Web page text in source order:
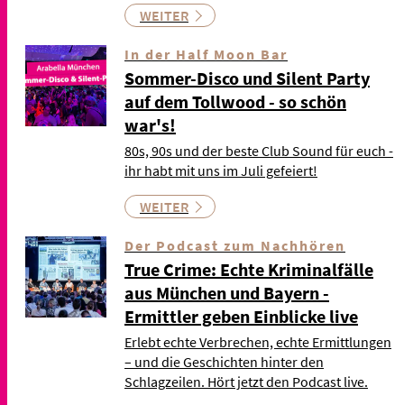
WEITER
In der Half Moon Bar
Sommer-Disco und Silent Party
auf dem Tollwood - so schön
war's!
80s, 90s und der beste Club Sound für euch -
ihr habt mit uns im Juli gefeiert!
WEITER
Der Podcast zum Nachhören
True Crime: Echte Kriminalfälle
aus München und Bayern -
Ermittler geben Einblicke live
Erlebt echte Verbrechen, echte Ermittlungen
– und die Geschichten hinter den
Schlagzeilen. Hört jetzt den Podcast live.